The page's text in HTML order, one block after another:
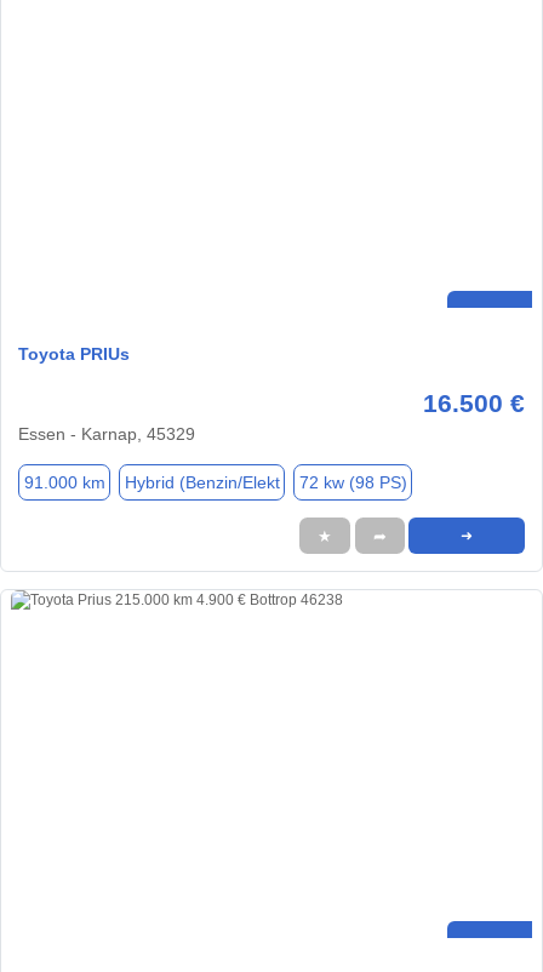
Toyota PRIUs
16.500 €
Essen - Karnap, 45329
91.000 km Hybrid (Benzin/Elekt 72 kw (98 PS)
★ ➦ ➜